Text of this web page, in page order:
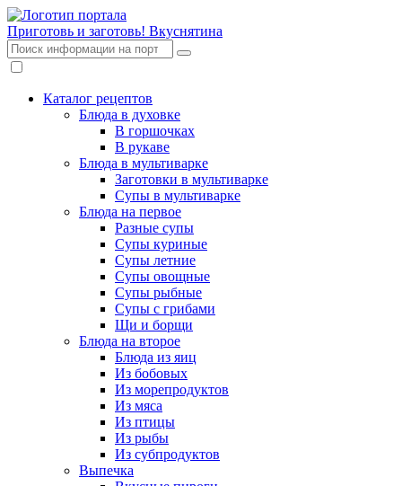
Приготовь и заготовь! Вкуснятина
Каталог рецептов
Блюда в духовке
В горшочках
В рукаве
Блюда в мультиварке
Заготовки в мультиварке
Супы в мультиварке
Блюда на первое
Разные супы
Супы куриные
Супы летние
Супы овощные
Супы рыбные
Супы с грибами
Щи и борщи
Блюда на второе
Блюда из яиц
Из бобовых
Из морепродуктов
Из мяса
Из птицы
Из рыбы
Из субпродуктов
Выпечка